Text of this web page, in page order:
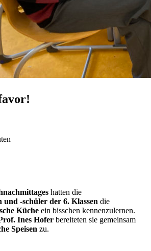
hatten die
und -schüler der 6. Klassen die
Küche ein bisschen kennenzulernen.
Ines Hofer bereiteten sie gemeinsam
Speisen zu.